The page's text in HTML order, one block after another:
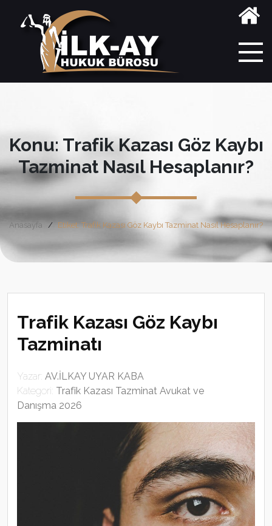
Konu: Trafik Kazası Göz Kaybı
Tazminat Nasıl Hesaplanır?
Anasayfa Etiket: Trafik Kazası Göz Kaybı Tazminat Nasıl Hesaplanır?
Trafik Kazası Göz Kaybı
Tazminatı
Yazar: AV.İLKAY UYAR KABA
Kategori: Trafik Kazası Tazminat Avukat ve
Danışma 2026